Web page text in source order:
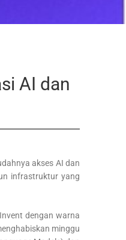
AI dan
akses AI dan
infrastruktur yang
dengan warna
minggu